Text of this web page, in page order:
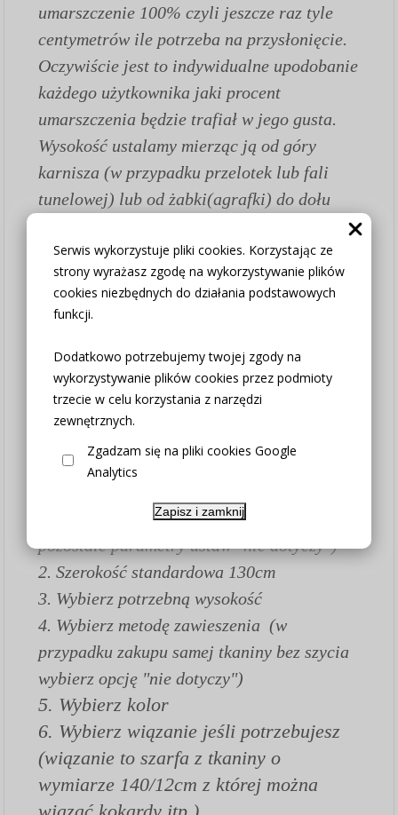
Serwis wykorzystuje pliki cookies. Korzystając ze
strony wyrażasz zgodę na wykorzystywanie plików
cookies niezbędnych do działania podstawowych
funkcji.
Dodatkowo potrzebujemy twojej zgody na
wykorzystywanie plików cookies przez podmioty
trzecie w celu korzystania z narzędzi
zewnętrznych.
Zgadzam się na pliki cookies Google
Analytics
Zapisz i zamknij
umarszczenie 100% czyli jeszcze raz tyle
centymetrów ile potrzeba na przysłonięcie.
Oczywiście jest to indywidualne upodobanie
każdego użytkownika jaki procent
umarszczenia będzie trafiał w jego gusta.
Wysokość ustalamy mierząc ją od góry
karnisza (w przypadku przelotek lub fali
tunelowej) lub od żabki(agrafki) do dołu
czyli miejsca gdzie ma się kończyć zasłona.
W przypadku kiedy potrzebujesz zmian
(wysokość, kolor przelotki, itp.) wpisz swoje
uwagi przy składaniu zamówienia w okienku
wyborze formy zapłaty i wysyłki.
Jak złożyć zamówienie:
wymiar czy chcesz zakupić tylko tkaninę w
metry bez szycia" wszystkie poniższe
pozostałe parametry ustaw "nie dotyczy")
2. Szerokość standardowa 130cm
3. Wybierz potrzebną wysokość
4. Wybierz metodę zawieszenia (w
przypadku zakupu samej tkaniny bez szycia
wybierz opcję "nie dotyczy")
5. Wybierz kolor
6. Wybierz wiązanie jeśli potrzebujesz
(wiązanie to szarfa z tkaniny o
wymiarze 140/12cm z której można